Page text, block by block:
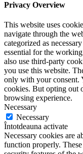
Privacy Overview
This website uses
navigate through the
categorized as
essential for the
also use third-party
you use this website.
only with your consent.
cookies. But opting out
browsing experience.
Necessary
Necessary
Întotdeauna activate
Necessary cookies are
function properly.